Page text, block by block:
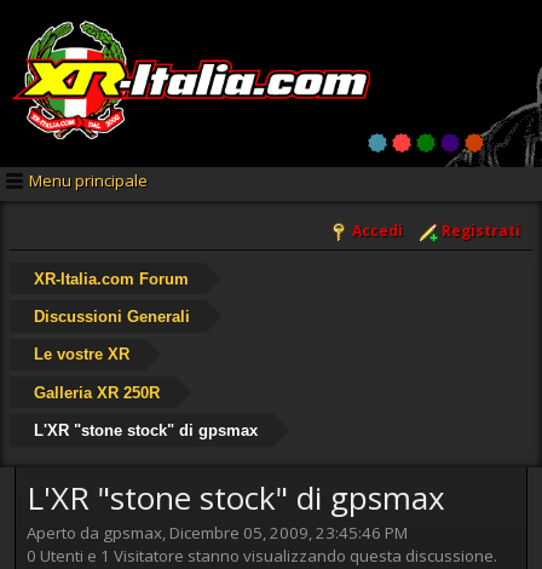
Menu principale
Accedi Registrati
XR-Italia.com Forum
Discussioni Generali
Le vostre XR
Galleria XR 250R
L'XR "stone stock" di gpsmax
L'XR "stone stock" di gpsmax
Aperto da gpsmax, Dicembre 05, 2009, 23:45:46 PM
0 Utenti e 1 Visitatore stanno visualizzando questa discussione.